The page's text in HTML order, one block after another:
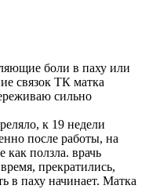
боли в паху или
связок ТК матка
сильно
к 19 недели
после работы, на
как ползла. врачь
прекратились,
в паху начинает. Матка